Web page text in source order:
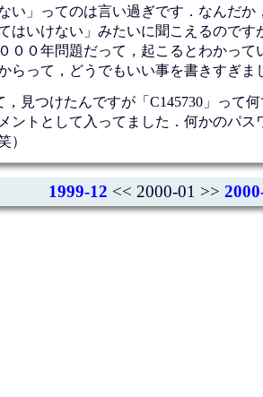
い」ってのは言い過ぎです．なんだ
はいけない」みたいに聞こえるので
００年問題だって，起こるとわかって
らって，どうでもいい事を書きすぎま
見つけたんですが「C145730」って
ントとして入ってました．何かのパ
）
1999-12 << 2000-01 >>